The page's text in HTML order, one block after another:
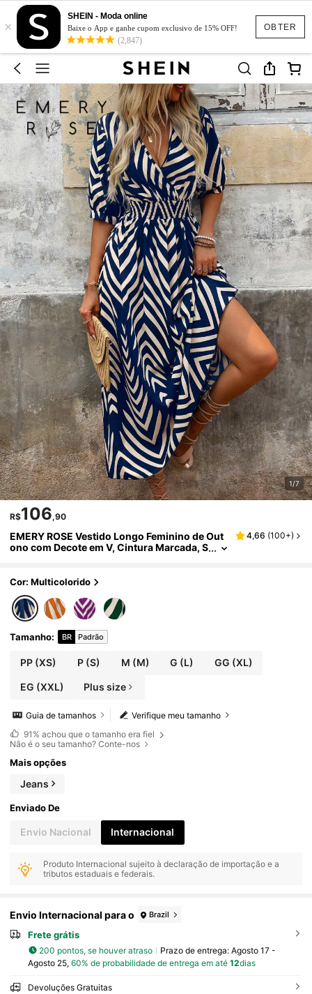
OBTER
×
SHEIN - Moda online
Baixe o App e ganhe cupom exclusivo de 15% OFF!
(2,847)
1/7
R$106,90
EMERY ROSE Vestido Longo Feminino de Out
ono com Decote em V, Cintura Marcada, S
alho e Férias
4,66 (100+)
Cor: Multicolorido
Tamanho: BR Padrão
PP(XS) P(S) M (M) G (L) GG (XL)
EG (XXL) Plus size
Verifique meu tamanho
Guia de tamanhos
91% achou que o tamanho era fiel
Não é o seu tamanho? Conte-nos
Mais opções
Jeans
Enviado De
Envio Nacional Internacional
Produto Internacional sujeito à declaração de importação e a
tributos estaduais e federais.
Envio Internacional para o Brazil
Frete grátis
200 pontos, se houver atraso Prazo de entrega: Agosto 17 -
Agosto 25, 60% de probabilidade de entrega em até 12dias
Devoluções Gratuitas